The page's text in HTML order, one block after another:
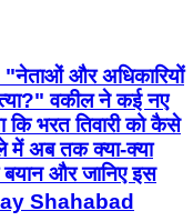
"नेताओं और अधिकारियों
वकील ने कई नए
कि भरत तिवारी को कैसे
में अब तक क्या-क्या
और जानिए इस
Shahabad